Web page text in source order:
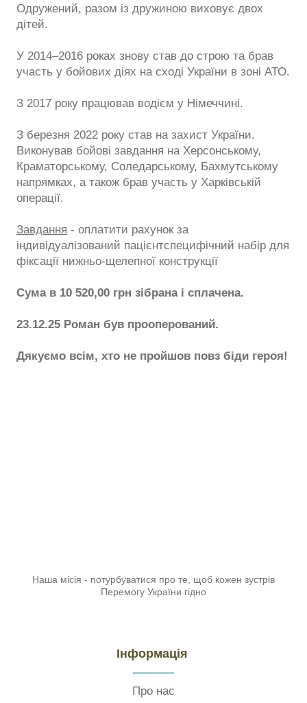
Одружений, разом із дружиною виховує двох
дітей.
У 2014–2016 роках знову став до строю та брав
участь у бойових діях на сході України в зоні АТО.
З 2017 року працював водієм у Німеччині.
З березня 2022 року став на захист України.
Виконував бойові завдання на Херсонському,
Краматорському, Соледарському, Бахмутському
напрямках, а також брав участь у Харківській
операції.
Завдання - оплатити рахунок за
індивідуалізований пацієнтспецифічний набір для
фіксації нижньо-щелепної конструкції
Сума в 10 520,00 грн зібрана і сплачена.
23.12.25 Роман був прооперований.
Дякуємо всім, хто не пройшов повз біди героя!
Наша місія - потурбуватися про те, щоб кожен зустрів
Перемогу України гідно
Інформація
Про нас